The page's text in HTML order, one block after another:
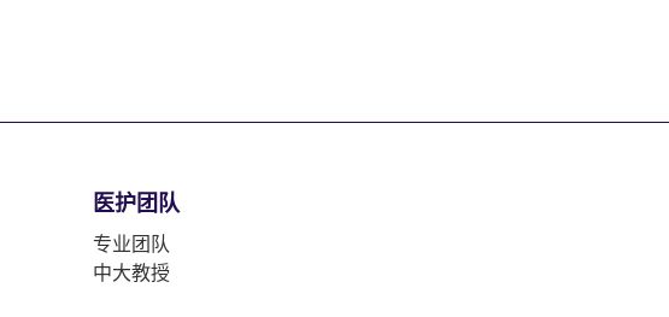
医护团队
专业团队
中大教授